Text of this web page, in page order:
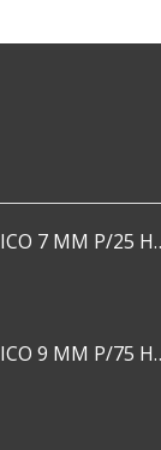
ESPIRAL
ESPIRAL